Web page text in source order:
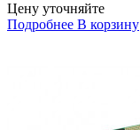
Цену уточняйте
Подробнее В корзину